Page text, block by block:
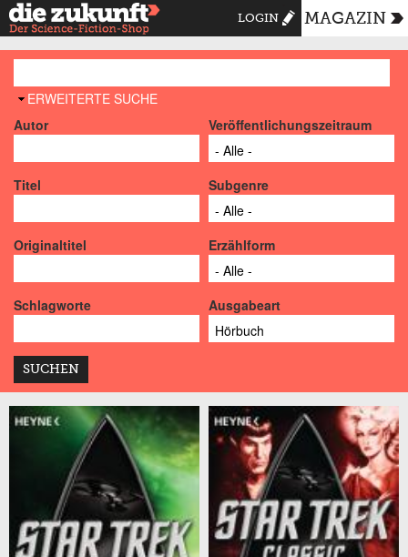
LOGIN MAGAZIN
AUSBLENDEN
ERWEITERTE SUCHE
Autor
Veröffentlichungszeitraum
Titel Subgenre
Originaltitel Erzählform
Schlagworte Ausgabeart
Seiten